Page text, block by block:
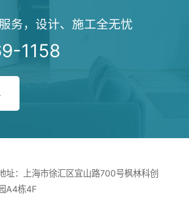
务，设计、施工全无忧
1158
址：上海市徐汇区宜山路700号枫林科创
A4栋4F